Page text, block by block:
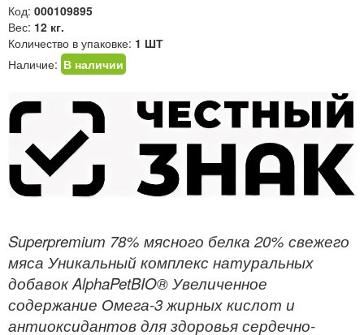
Код: 000109895
Вес: 12 кг.
Количество в упаковке: 1 ШТ
Наличие: В наличии
Superpremium 78% мясного белка 20% свежего
мяса Уникальный комплекс натуральных
добавок AlphaPetBIO® Увеличенное
содержание Омега-3 жирных кислот и
антиоксидантов для здоровья сердечно-